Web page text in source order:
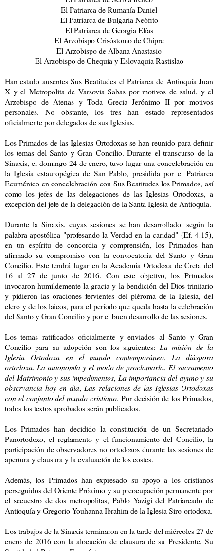
El Patriarca de Rumanía Daniel
El Patriarca de Bulgaria Neófito
El Patriarca de Georgia Elías
El Arzobispo Crisóstomo de Chipre
El Arzobispo de Albana Anastasio
El Arzobispo de Chequia y Eslovaquia Rastislao
Han estado ausentes Sus Beatitudes el Patriarca de Antioquía Juan
X y el Metropolita de Varsovia Sabas por motivos de salud, y el
Arzobispo de Atenas y Toda Grecia Jerónimo II por motivos
personales. No obstante, los tres han estado representados
oficialmente por delegados de sus Iglesias.
Los Primados de las Iglesias Ortodoxas se han reunido para definir
los temas del Santo y Gran Concilio. Durante el transcurso de la
Sinaxis, el domingo 24 de enero, tuvo lugar una concelebración en
la Iglesia estauropégica de San Pablo, presidida por el Patriarca
Ecuménico en concelebración con Sus Beatitudes los Primados, así
como los jefes de las delegaciones de las Iglesias Ortodoxas, a
excepción del jefe de la delegación de la Santa Iglesia de Antioquía.
Durante la Sinaxis, cuyas sesiones se han desarrollado, según la
palabra apostólica "profesando la Verdad en la caridad" (Ef. 4,15),
en un espíritu de concordia y comprensión, los Primados han
afirmado su compromiso con la convocatoria del Santo y Gran
Concilio. Este tendrá lugar en la Academia Ortodoxa de Creta del
16 al 27 de junio de 2016. Con este objetivo, los Primados
invocaron humildemente la gracia y la bendición del Dios trinitario
y pidieron las oraciones fervientes del pléroma de la Iglesia, del
clero y de los laicos, para el período que queda hasta la celebración
del Santo y Gran Concilio y por el buen desarrollo de las sesiones.
Los temas ratificados oficialmente y enviados al Santo y Gran
Concilio para su adopción son los siguientes: La misión de la
Iglesia Ortodoxa en el mundo contemporáneo, La diáspora
ortodoxa, La autonomía y el modo de proclamarla, El sacramento
del Matrimonio y sus impedimentos, La importancia del ayuno y su
observancia hoy en día, Las relaciones de las Iglesias Ortodoxas
con el conjunto del mundo cristiano. Por decisión de los Primados,
todos los textos aprobados serán publicados.
Los Primados han decidido la constitución de un Secretariado
Panortodoxo, el reglamento y el funcionamiento del Concilio, la
participación de observadores no ortodoxos durante las sesiones de
apertura y clausura y la evaluación de los costes.
Además, los Primados han expresado su apoyo a los cristianos
perseguidos del Oriente Próximo y su preocupación permanente por
el secuestro de dos metropolitas, Pablo Yazigi del Patriarcado de
Antioquía y Gregorio Youhanna Ibrahim de la Iglesia Siro-ortodoxa.
Los trabajos de la Sinaxis terminaron en la tarde del miércoles 27 de
enero de 2016 con la alocución de clausura de su Presidente, Su